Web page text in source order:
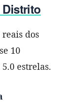
Distrito
dos
10
estrelas.